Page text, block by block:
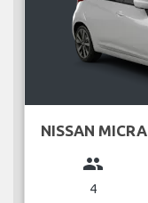
NISSAN MICRA
group
4